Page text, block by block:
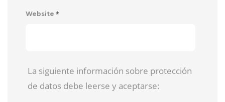
Website *
La siguiente información sobre protección
de datos debe leerse y aceptarse: